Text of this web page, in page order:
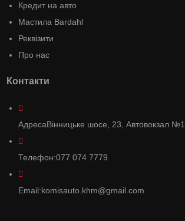
Кредит на авто
Мастила Bardahl
Реквізити
Про нас
Контакти
АдресаВінницьке шосе, 23, Автовокзал №1
Телефон:077 074 7779
Email:komisauto.khm@gmail.com